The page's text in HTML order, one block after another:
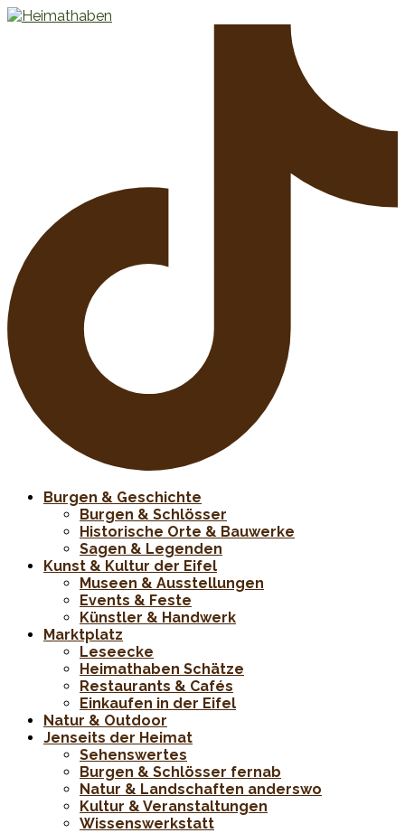
Burgen & Geschichte
Burgen & Schlösser
Historische Orte & Bauwerke
Sagen & Legenden
Kunst & Kultur der Eifel
Museen & Ausstellungen
Events & Feste
Künstler & Handwerk
Marktplatz
Leseecke
Heimathaben Schätze
Restaurants & Cafés
Einkaufen in der Eifel
Natur & Outdoor
Jenseits der Heimat
Sehenswertes
Burgen & Schlösser fernab
Natur & Landschaften anderswo
Kultur & Veranstaltungen
Wissenswerkstatt